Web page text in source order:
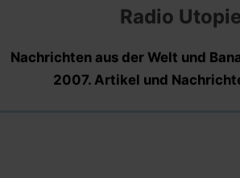
Radio Utopie
Nachrichten aus der Welt und
2007. Artikel und